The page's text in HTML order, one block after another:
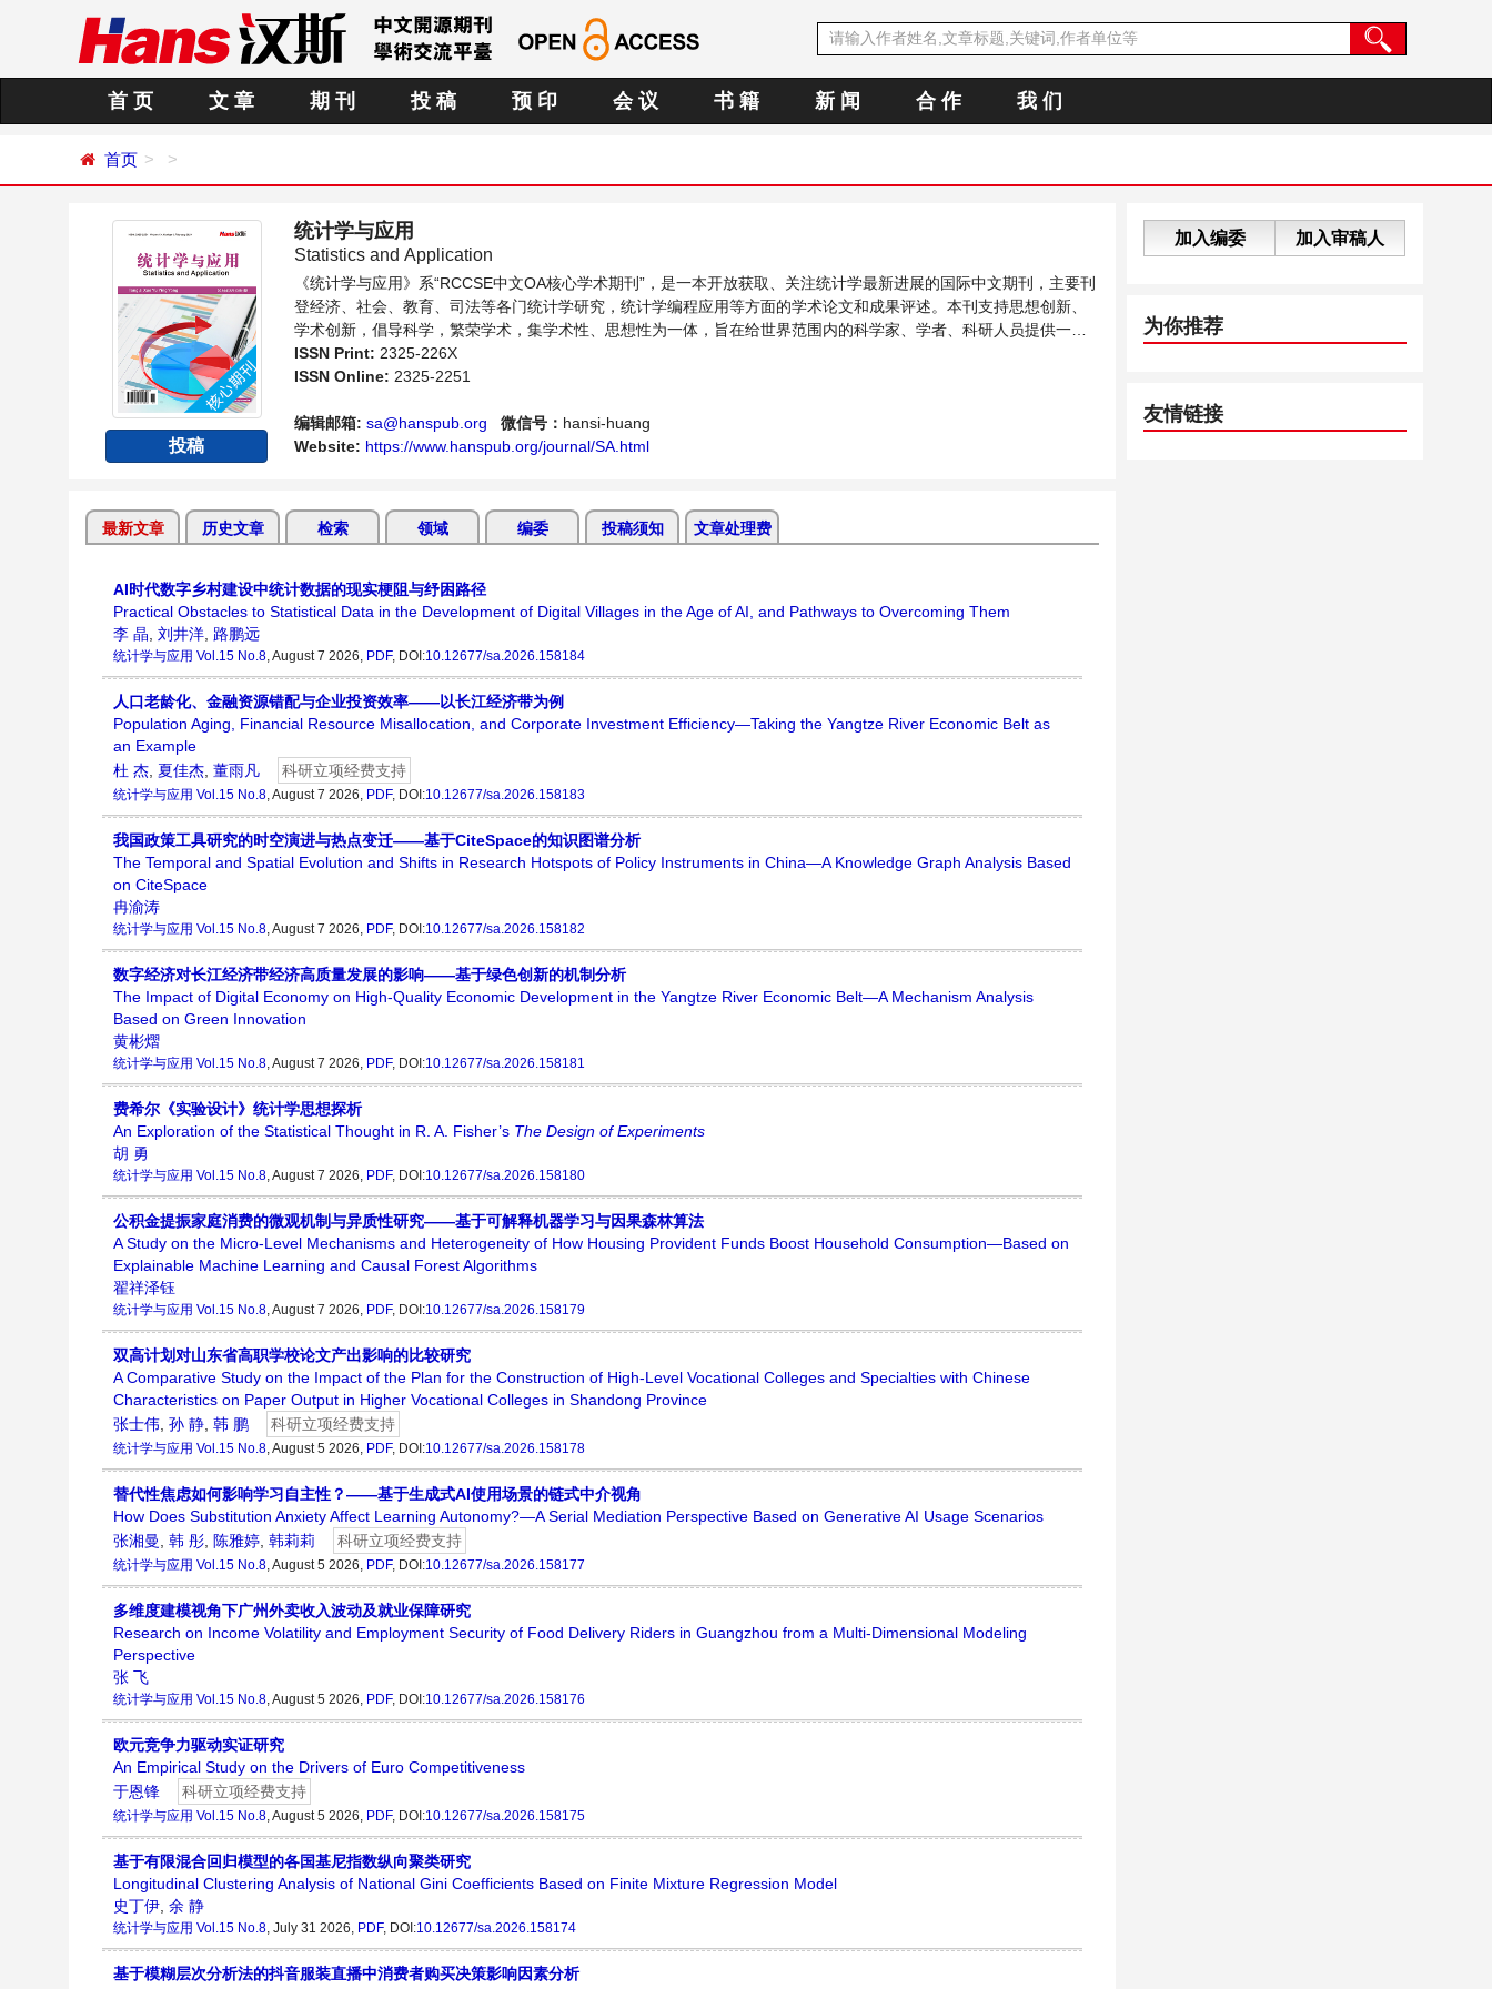
首 页 文 章 期 刊 投 稿 预 印 会 议 书 籍 新 闻 合 作 我 们
首页
投稿
统计学与应用
Statistics and Application
《统计学与应用》系“RCCSE中文OA核心学术期刊”，是一本开放获取、关注统计学最新进展的国际中文期刊，主要刊
登经济、社会、教育、司法等各门统计学研究，统计学编程应用等方面的学术论文和成果评述。本刊支持思想创新、
学术创新，倡导科学，繁荣学术，集学术性、思想性为一体，旨在给世界范围内的科学家、学者、科研人员提供一个
传播、分享和讨论统计学领域内不同方向问题与发展的交流平台。
ISSN Print: 2325-226X
ISSN Online: 2325-2251
编辑邮箱: sa@hanspub.org 微信号： hansi-huang
Website: https://www.hanspub.org/journal/SA.html
最新文章 历史文章 检索 领域 编委 投稿须知 文章处理费
AI时代数字乡村建设中统计数据的现实梗阻与纾困路径
Practical Obstacles to Statistical Data in the Development of Digital Villages in the Age of AI, and Pathways to Overcoming Them
李 晶, 刘井洋, 路鹏远
统计学与应用 Vol.15 No.8, August 7 2026, PDF, DOI:10.12677/sa.2026.158184
人口老龄化、金融资源错配与企业投资效率——以长江经济带为例
Population Aging, Financial Resource Misallocation, and Corporate Investment Efficiency—Taking the Yangtze River Economic Belt as
an Example
杜 杰, 夏佳杰, 董雨凡 科研立项经费支持
统计学与应用 Vol.15 No.8, August 7 2026, PDF, DOI:10.12677/sa.2026.158183
我国政策工具研究的时空演进与热点变迁——基于CiteSpace的知识图谱分析
The Temporal and Spatial Evolution and Shifts in Research Hotspots of Policy Instruments in China—A Knowledge Graph Analysis Based
on CiteSpace
冉渝涛
统计学与应用 Vol.15 No.8, August 7 2026, PDF, DOI:10.12677/sa.2026.158182
数字经济对长江经济带经济高质量发展的影响——基于绿色创新的机制分析
The Impact of Digital Economy on High-Quality Economic Development in the Yangtze River Economic Belt—A Mechanism Analysis
Based on Green Innovation
黄彬熠
统计学与应用 Vol.15 No.8, August 7 2026, PDF, DOI:10.12677/sa.2026.158181
费希尔《实验设计》统计学思想探析
An Exploration of the Statistical Thought in R. A. Fisher’s The Design of Experiments
胡 勇
统计学与应用 Vol.15 No.8, August 7 2026, PDF, DOI:10.12677/sa.2026.158180
公积金提振家庭消费的微观机制与异质性研究——基于可解释机器学习与因果森林算法
A Study on the Micro-Level Mechanisms and Heterogeneity of How Housing Provident Funds Boost Household Consumption—Based on
Explainable Machine Learning and Causal Forest Algorithms
翟祥泽钰
统计学与应用 Vol.15 No.8, August 7 2026, PDF, DOI:10.12677/sa.2026.158179
双高计划对山东省高职学校论文产出影响的比较研究
A Comparative Study on the Impact of the Plan for the Construction of High-Level Vocational Colleges and Specialties with Chinese
Characteristics on Paper Output in Higher Vocational Colleges in Shandong Province
张士伟, 孙 静, 韩 鹏 科研立项经费支持
统计学与应用 Vol.15 No.8, August 5 2026, PDF, DOI:10.12677/sa.2026.158178
替代性焦虑如何影响学习自主性？——基于生成式AI使用场景的链式中介视角
How Does Substitution Anxiety Affect Learning Autonomy?—A Serial Mediation Perspective Based on Generative AI Usage Scenarios
张湘曼, 韩 彤, 陈雅婷, 韩莉莉 科研立项经费支持
统计学与应用 Vol.15 No.8, August 5 2026, PDF, DOI:10.12677/sa.2026.158177
多维度建模视角下广州外卖收入波动及就业保障研究
Research on Income Volatility and Employment Security of Food Delivery Riders in Guangzhou from a Multi-Dimensional Modeling
Perspective
张 飞
统计学与应用 Vol.15 No.8, August 5 2026, PDF, DOI:10.12677/sa.2026.158176
欧元竞争力驱动实证研究
An Empirical Study on the Drivers of Euro Competitiveness
于恩锋
科研立项经费支持
统计学与应用 Vol.15 No.8, August 5 2026, PDF, DOI:10.12677/sa.2026.158175
基于有限混合回归模型的各国基尼指数纵向聚类研究
Longitudinal Clustering Analysis of National Gini Coefficients Based on Finite Mixture Regression Model
史丁伊, 余 静
统计学与应用 Vol.15 No.8, July 31 2026, PDF, DOI:10.12677/sa.2026.158174
基于模糊层次分析法的抖音服装直播中消费者购买决策影响因素分析
加入编委 加入审稿人
为你推荐
友情链接